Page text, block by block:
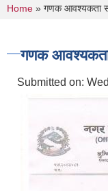
You are
Home » गणक आवश्यकता
गणक आवश्यकता
Submitted on: